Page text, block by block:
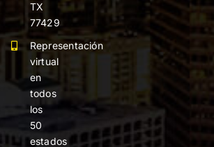
TX
77429
Representación
virtual
en
todos
los
50
estados